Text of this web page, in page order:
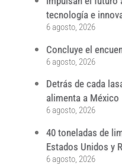
tecnología e
6 agosto, 2026
Concluye el
6 agosto, 2026
Detrás de cada
alimenta a México
6 agosto, 2026
40 toneladas de
Estados Unidos y
6 agosto, 2026